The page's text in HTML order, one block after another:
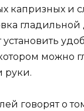
капризных и
гладильной
установить
можно
руки.
говорят о